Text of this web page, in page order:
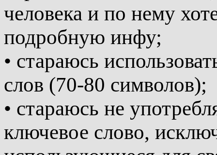
человека и по нему
подробную инфу;
• стараюсь
слов (70-80 символов);
• стараюсь не
ключевое слово,